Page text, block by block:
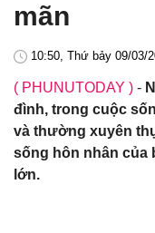
mãn
10:50, Thứ bảy 09/03/
( PHUNUTODAY ) -
đình, trong cuộc
và thường xuyên
sống hôn nhân của
lớn.